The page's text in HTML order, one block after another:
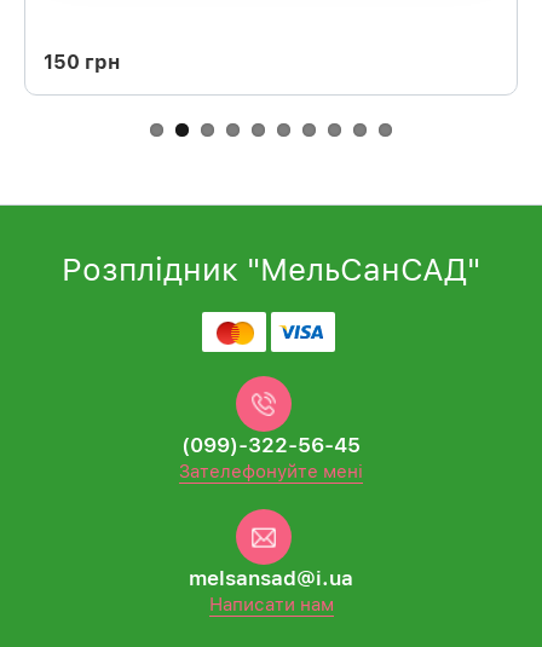
150 грн
Розплідник "МельСанСАД"
(099)-322-56-45
Зателефонуйте мені
melsansad@i.ua
Написати нам